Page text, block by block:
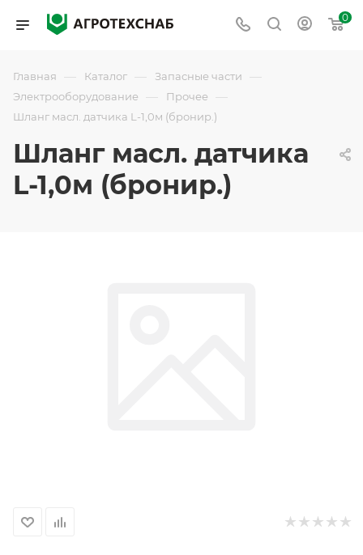
0
Главная — Каталог — Запасные части —
Электрооборудование — Прочее —
Шланг масл. датчика L-1,0м (бронир.)
Шланг масл. датчика
L-1,0м (бронир.)